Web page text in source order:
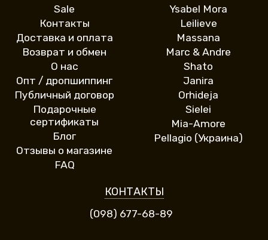
Sale
Контакты
Доставка и оплата
Возврат и обмен
О нас
Опт / дропшиппинг
Публичный договор
Подарочные
сертификаты
Блог
Отзывы о магазине
FAQ
Ysabel Mora
Leilieve
Massana
Marc & Andre
Shato
Janira
Orhideja
Sielei
Mia-Amore
Pellagio (Украина)
КОНТАКТЫ
(098) 677-68-89